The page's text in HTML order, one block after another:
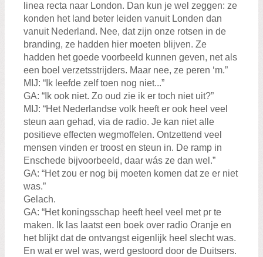
linea recta naar London. Dan kun je wel zeggen: ze
konden het land beter leiden vanuit Londen dan
vanuit Nederland. Nee, dat zijn onze rotsen in de
branding, ze hadden hier moeten blijven. Ze
hadden het goede voorbeeld kunnen geven, net als
een boel verzetsstrijders. Maar nee, ze peren ‘m.”
MIJ: “Ik leefde zelf toen nog niet...”
GA: “Ik ook niet. Zo oud zie ik er toch niet uit?”
MIJ: “Het Nederlandse volk heeft er ook heel veel
steun aan gehad, via de radio. Je kan niet alle
positieve effecten wegmoffelen. Ontzettend veel
mensen vinden er troost en steun in. De ramp in
Enschede bijvoorbeeld, daar wás ze dan wel.”
GA: “Het zou er nog bij moeten komen dat ze er niet
was.”
Gelach.
GA: “Het koningsschap heeft heel veel met pr te
maken. Ik las laatst een boek over radio Oranje en
het blijkt dat de ontvangst eigenlijk heel slecht was.
En wat er wel was, werd gestoord door de Duitsers.